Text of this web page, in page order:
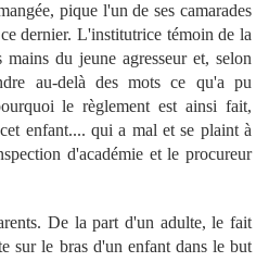
pique l'un de ses camarades
dernier. L'institutrice témoin de la
du jeune agresseur et, selon
au-delà des mots ce qu'a pu
le règlement est ainsi fait,
enfant.... qui a mal et se plaint à
d'académie et le procureur
De la part d'un adulte, le fait
sur le bras d'un enfant dans le but